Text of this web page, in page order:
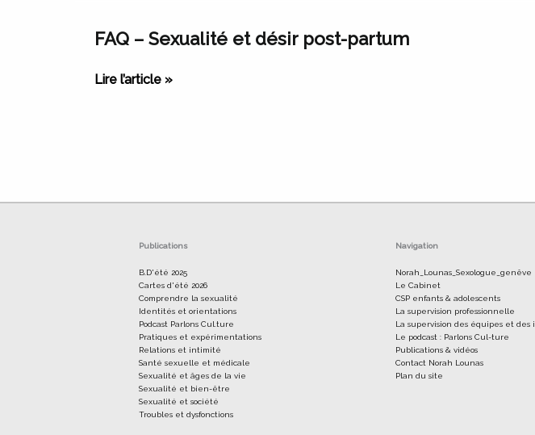
FAQ – Sexualité et désir post-partum
FAQ
Sexualité
Lire l’article »
Publications
B.D'été 2025
Cartes d'été 2026
Comprendre la sexualité
Identités et orientations
Podcast Parlons Cul.ture
Pratiques et expérimentations
Relations et intimité
Santé sexuelle et médicale
Sexualité et âges de la vie
Sexualité et bien-être
Sexualité et société
Troubles et dysfonctions
Navigation
Norah_Lounas_Sexologue_genêve
Le Cabinet
CSP enfants & adolescents
La supervision professionnelle
La supervision des équipes et des
Le podcast : Parlons Cul-ture
Publications & vidéos
Contact Norah Lounas
Plan du site